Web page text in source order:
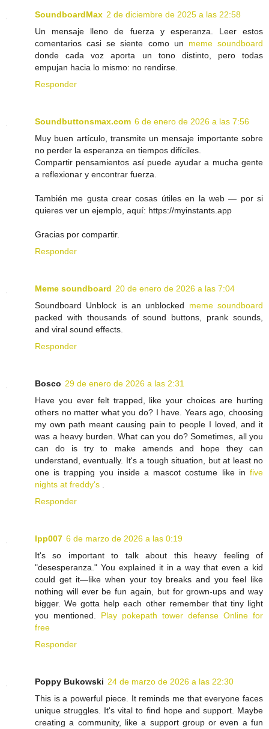
SoundboardMax 2 de diciembre de 2025 a las 22:58
Un mensaje lleno de fuerza y esperanza. Leer estos
comentarios casi se siente como un meme soundboard
donde cada voz aporta un tono distinto, pero todas
empujan hacia lo mismo: no rendirse.
Responder
Soundbuttonsmax.com 6 de enero de 2026 a las 7:56
Muy buen artículo, transmite un mensaje importante sobre
no perder la esperanza en tiempos difíciles.
Compartir pensamientos así puede ayudar a mucha gente
a reflexionar y encontrar fuerza.
También me gusta crear cosas útiles en la web — por si
quieres ver un ejemplo, aquí: https://myinstants.app
Gracias por compartir.
Responder
Meme soundboard 20 de enero de 2026 a las 7:04
Soundboard Unblock is an unblocked meme soundboard
packed with thousands of sound buttons, prank sounds,
and viral sound effects.
Responder
Bosco 29 de enero de 2026 a las 2:31
Have you ever felt trapped, like your choices are hurting
others no matter what you do? I have. Years ago, choosing
my own path meant causing pain to people I loved, and it
was a heavy burden. What can you do? Sometimes, all you
can do is try to make amends and hope they can
understand, eventually. It's a tough situation, but at least no
one is trapping you inside a mascot costume like in five
nights at freddy's
Responder
lpp007 6 de marzo de 2026 a las 0:19
It's so important to talk about this heavy feeling of
"desesperanza." You explained it in a way that even a kid
could get it—like when your toy breaks and you feel like
nothing will ever be fun again, but for grown-ups and way
bigger. We gotta help each other remember that tiny light
you mentioned. Play pokepath tower defense Online for
free
Responder
Poppy Bukowski 24 de marzo de 2026 a las 22:30
This is a powerful piece. It reminds me that everyone faces
unique struggles. It's vital to find hope and support. Maybe
creating a community, like a support group or even a fun